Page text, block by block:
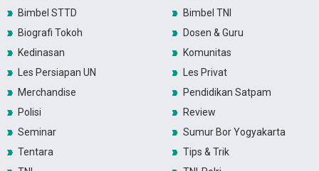
Bimbel STTD
Bimbel TNI
Biografi Tokoh
Dosen & Guru
Kedinasan
Komunitas
Les Persiapan UN
Les Privat
Merchandise
Pendidikan Satpam
Polisi
Review
Seminar
Sumur Bor Yogyakarta
Tentara
Tips & Trik